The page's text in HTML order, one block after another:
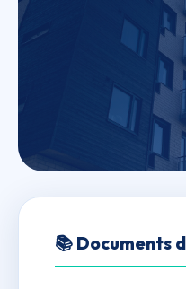
FAUBOURG
📚 Documents